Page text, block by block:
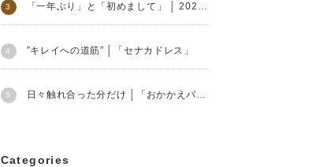
「一年ぶり」と「初めまして」 │ 2024SS soutiencollar
”キレイへの道筋” │「セナカドレス」
日々触れ合った分だけ │「おかかえバッグ」
Categories